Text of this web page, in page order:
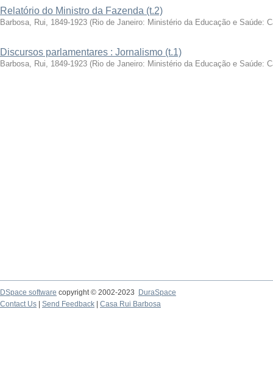
Relatório do Ministro da Fazenda (t.2)
Barbosa, Rui, 1849-1923 (Rio de Janeiro: Ministério da Educação e Saúde:
Discursos parlamentares : Jornalismo (t.1)
Barbosa, Rui, 1849-1923 (Rio de Janeiro: Ministério da Educação e Saúde:
DSpace software copyright © 2002-2023
DuraSpace
Contact Us
Send Feedback Casa Rui Barbosa